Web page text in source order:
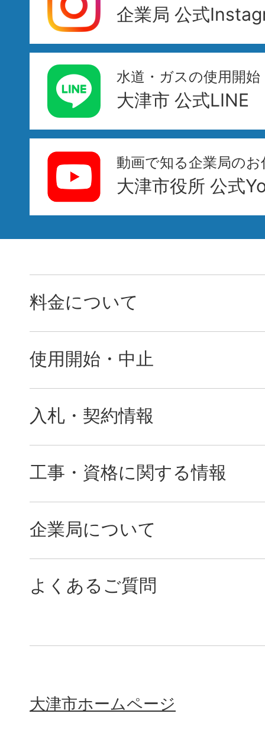
企業局 公式
水道・ガスの使用開
大津市 公式LINE
動画で知る企業局のお
大津市役所 公式
料金について
使用開始・中止
入札・契約情報
工事・資格に関する情報
企業局について
よくあるご質問
大津市ホームページ